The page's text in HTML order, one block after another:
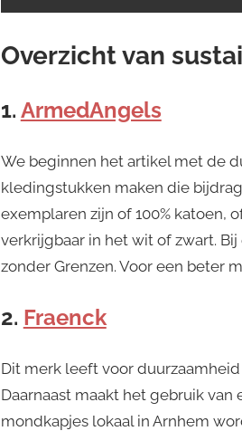
Overzicht van
1. ArmedAngels
We beginnen het artikel met de
kledingstukken maken die
exemplaren zijn of 100% katoen,
verkrijgbaar in het wit of zwart.
zonder Grenzen. Voor een beter
2. Fraenck
Dit merk leeft voor
Daarnaast maakt het gebruik
mondkapjes lokaal in Arnhem